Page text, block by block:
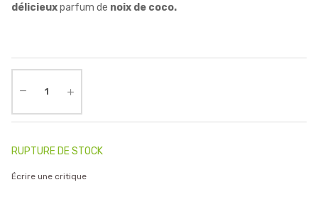
délicieuxparfum de noix de coco.
RUPTURE DE STOCK
Écrire une critique